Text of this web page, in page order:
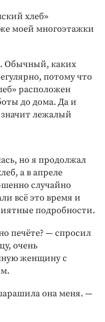
хлеб»
моей многоэтажки
Обычный, каких
потому что
расположен
до дома. Да и
значит лежалый
но я продолжал
а в апреле
случайно
всё это время и
подробности.
печёте? — ​спросил
очень
женщину с
она меня. —